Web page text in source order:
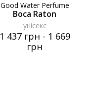
Good Water Perfume
Boca Raton
унісекс
1 437 грн - 1 669
грн